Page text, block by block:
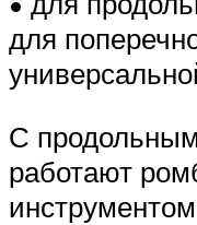
для
С
работают